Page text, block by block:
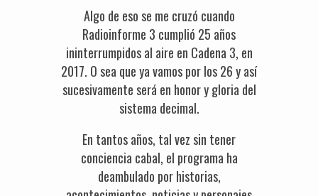
Algo de eso se me cruzó cuando
Radioinforme 3 cumplió 25 años
ininterrumpidos al aire en Cadena 3, en
2017. O sea que ya vamos por los 26 y así
sucesivamente será en honor y gloria del
sistema decimal.
En tantos años, tal vez sin tener
conciencia cabal, el programa ha
deambulado por historias,